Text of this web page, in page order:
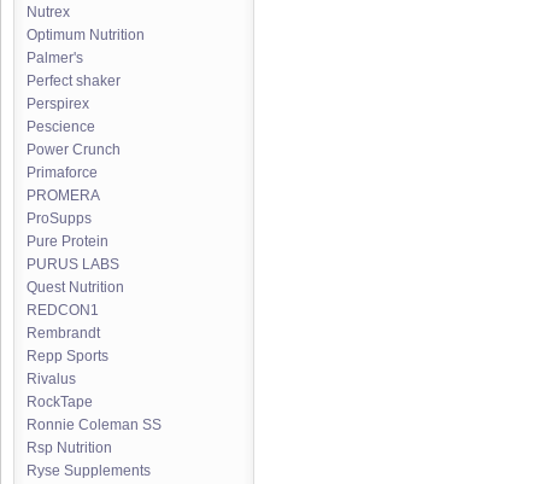
Nutrex
Optimum Nutrition
Palmer's
Perfect shaker
Perspirex
Pescience
Power Crunch
Primaforce
PROMERA
ProSupps
Pure Protein
PURUS LABS
Quest Nutrition
REDCON1
Rembrandt
Repp Sports
Rivalus
RockTape
Ronnie Coleman SS
Rsp Nutrition
Ryse Supplements